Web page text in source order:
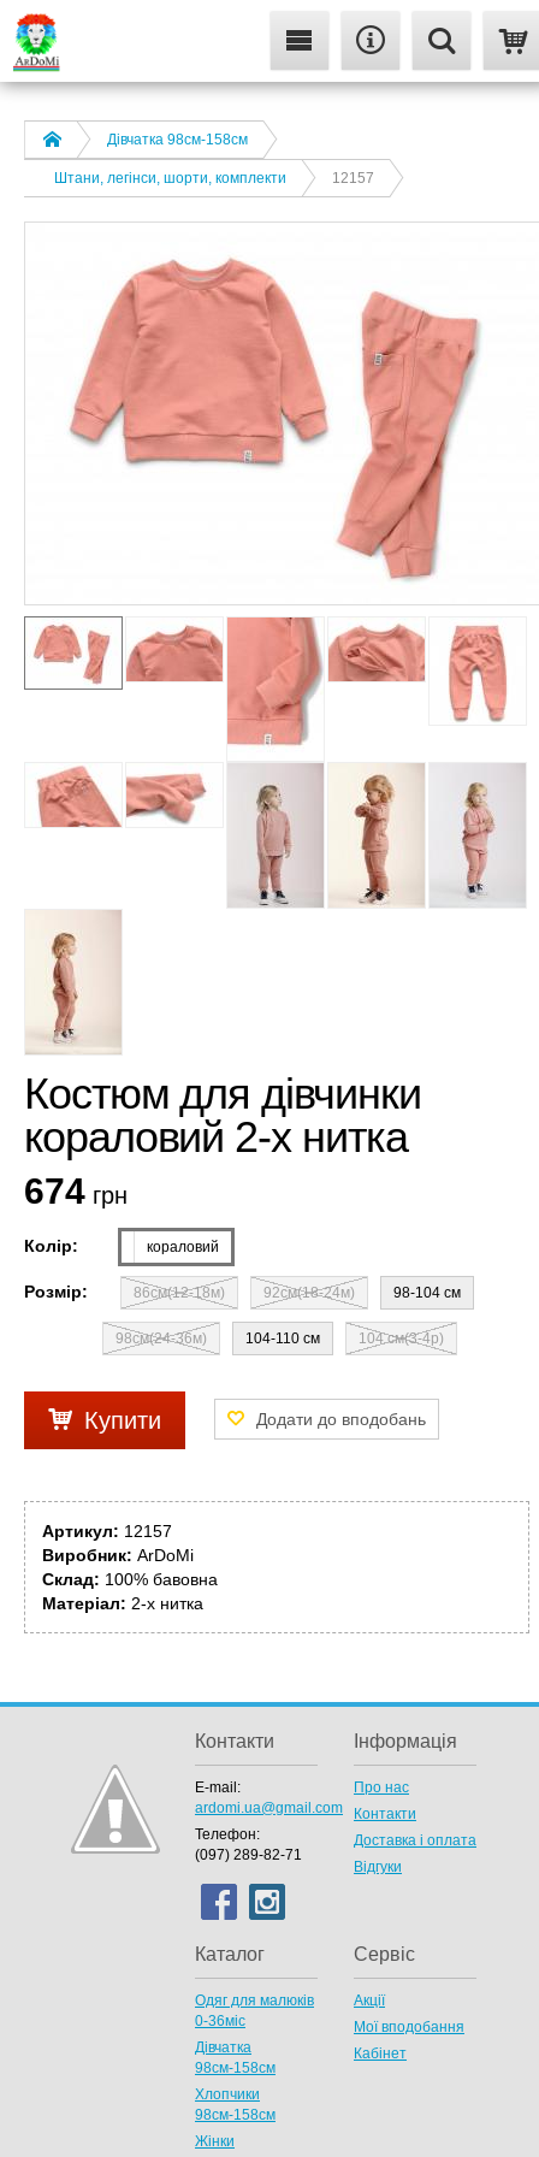
Дівчатка 98cм-158см
Штани, легінси, шорти, комплекти 12157
Костюм для дівчинки
кораловий 2-х нитка
674 грн
Колір: кораловий
Розмір: 86см(12-18м) 92см(18-24м) 98-104 см
98см(24-36м) 104-110 см 104 см(3-4р)
Купити
Артикул: 12157
Виробник: ArDoMi
Склад: 100% бавовна
Матеріал: 2-х нитка
Контакти
E-mail:
ardomi.ua@gmail.com
Телефон:
(097) 289-82-71
Інформація
Про нас
Контакти
Доставка і оплата
Відгуки
Каталог
Одяг для малюків
0-36міс
Дівчатка
98cм-158см
Хлопчики
98см-158см
Жінки
Сервіс
Акції
Мої вподобання
Кабінет